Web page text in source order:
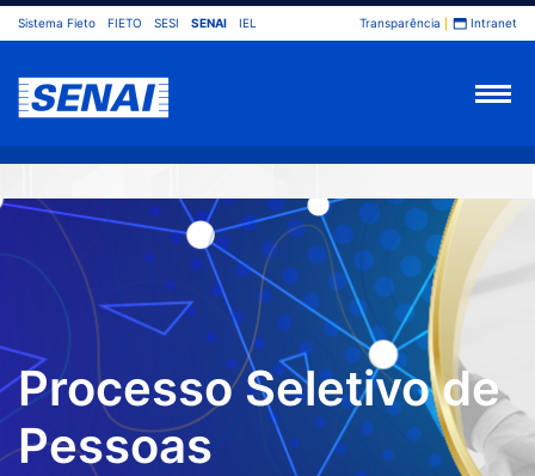
Sistema Fieto FIETO SESI SENAI IEL Transparência Intranet
Processo Seletivo de
Pessoas